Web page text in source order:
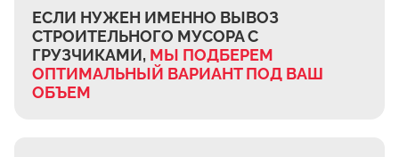
Петровское
Подберёзное
Сельцо
ЕСЛИ НУЖЕН ИМЕННО ВЫВОЗ
СТРОИТЕЛЬНОГО МУСОРАС
ГРУЗЧИКАМИ, МЫ ПОДБЕРЕМ
ОПТИМАЛЬНЫЙ ВАРИАНТПОД ВАШ
ОБЪЕМ